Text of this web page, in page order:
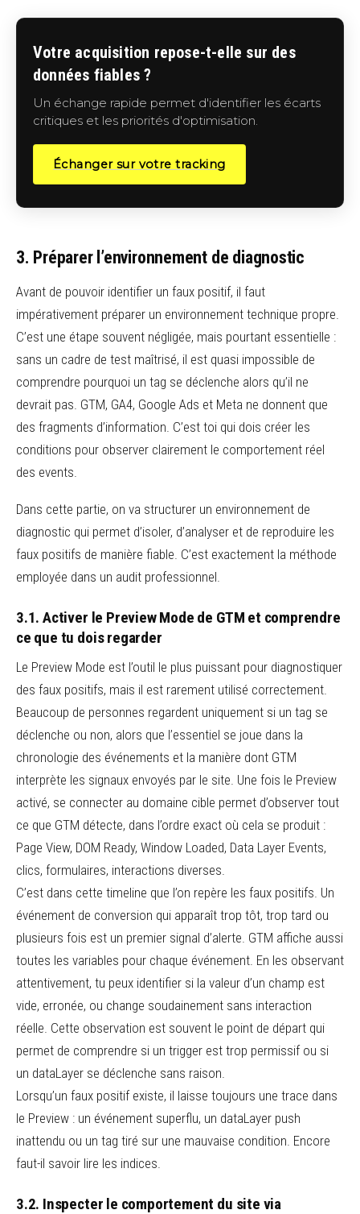
Votre acquisition repose-t-elle sur des
données fiables ?
Un échange rapide permet d'identifier les écarts
critiques et les priorités d'optimisation.
Échanger sur votre tracking
3. Préparer l’environnement de diagnostic
Avant de pouvoir identifier un faux positif, il faut
impérativement préparer un environnement technique propre.
C’est une étape souvent négligée, mais pourtant essentielle :
sans un cadre de test maîtrisé, il est quasi impossible de
comprendre pourquoi un tag se déclenche alors qu’il ne
devrait pas. GTM, GA4, Google Ads et Meta ne donnent que
des fragments d’information. C’est toi qui dois créer les
conditions pour observer clairement le comportement réel
des events.
Dans cette partie, on va structurer un environnement de
diagnostic qui permet d’isoler, d’analyser et de reproduire les
faux positifs de manière fiable. C’est exactement la méthode
employée dans un audit professionnel.
3.1. Activer le Preview Mode de GTM et comprendre
ce que tu dois regarder
Le Preview Mode est l’outil le plus puissant pour diagnostiquer
des faux positifs, mais il est rarement utilisé correctement.
Beaucoup de personnes regardent uniquement si un tag se
déclenche ou non, alors que l’essentiel se joue dans la
chronologie des événements et la manière dont GTM
interprète les signaux envoyés par le site. Une fois le Preview
activé, se connecter au domaine cible permet d’observer tout
ce que GTM détecte, dans l’ordre exact où cela se produit :
Page View, DOM Ready, Window Loaded, Data Layer Events,
clics, formulaires, interactions diverses.
C’est dans cette timeline que l’on repère les faux positifs. Un
événement de conversion qui apparaît trop tôt, trop tard ou
plusieurs fois est un premier signal d’alerte. GTM affiche aussi
toutes les variables pour chaque événement. En les observant
attentivement, tu peux identifier si la valeur d’un champ est
vide, erronée, ou change soudainement sans interaction
réelle. Cette observation est souvent le point de départ qui
permet de comprendre si un trigger est trop permissif ou si
un dataLayer se déclenche sans raison.
Lorsqu’un faux positif existe, il laisse toujours une trace dans
le Preview : un événement superflu, un dataLayer push
inattendu ou un tag tiré sur une mauvaise condition. Encore
faut-il savoir lire les indices.
3.2. Inspecter le comportement du site via